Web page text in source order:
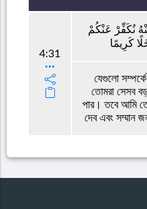
4:31
نُكَفِّرْ عَنْكُمْ
كَرِيمًا
যেগুলো
তোমরা সেসব
পার। তবে আমি
দেব এবং সম্মান